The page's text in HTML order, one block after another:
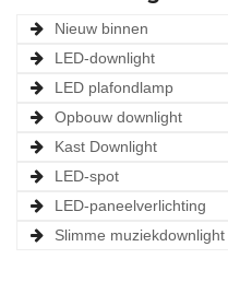
Nieuw binnen
LED-downlight
LED plafondlamp
Opbouw downlight
Kast Downlight
LED-spot
LED-paneelverlichting
Slimme muziekdownlight